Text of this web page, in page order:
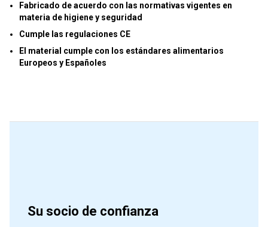
Fabricado de acuerdo con las normativas vigentes en
materia de higiene y seguridad
Cumple las regulaciones CE
El material cumple con los estándares alimentarios
Europeos y Españoles
Su socio de confianza